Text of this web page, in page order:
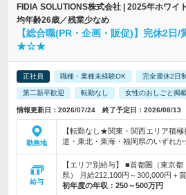
FIDIA SOLUTIONS株式会社 | 2025年ホワイ
均年齢26歳／残業少なめ
【総合職(PR・企画・販促)】完休2日
★☆★
正社員 職種・業種未経験OK 完全週休2日制
第二新卒歓迎 転勤なし 女性のおしごと掲
情報更新日：2026/07/24 終了予定日：2026/08/13
勤務地
【転勤なし★関東・関西エリア積
道・東北・東海・福岡県のいずれ
給与
【エリア別給与】 ■首都圏（東京
県） 月給212,100円～300,000円＋
初年度の年収： 250～500万円